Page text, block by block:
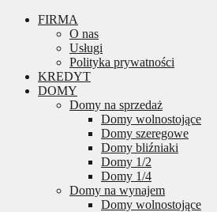
FIRMA
O nas
Usługi
Polityka prywatności
KREDYT
DOMY
Domy na sprzedaż
Domy wolnostojące
Domy szeregowe
Domy bliźniaki
Domy 1/2
Domy 1/4
Domy na wynajem
Domy wolnostojące